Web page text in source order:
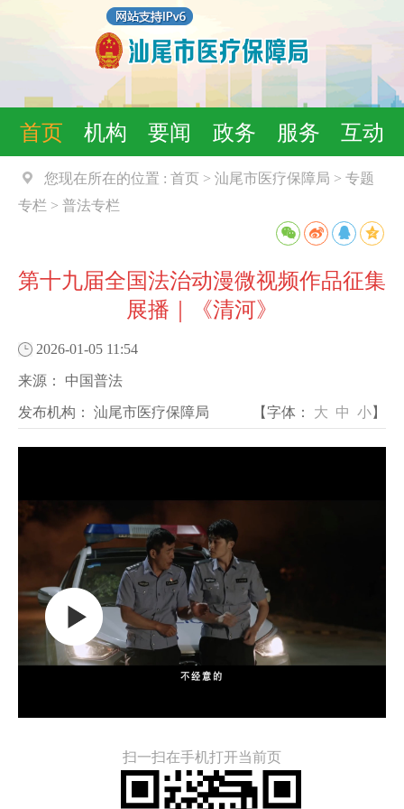
首页 机构 要闻 政务 服务 互动
您现在所在的位置 : 首页 > 汕尾市医疗保障局 > 专题
专栏 > 普法专栏
第十九届全国法治动漫微视频作品征集
展播｜《清河》
2026-01-05 11:54
来源： 中国普法
发布机构： 汕尾市医疗保障局 【字体： 大 中 小】
扫一扫在手机打开当前页